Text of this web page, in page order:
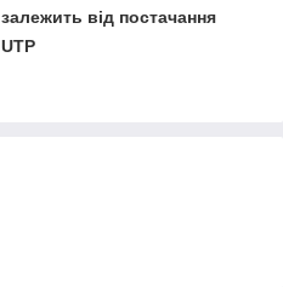
залежить від постачання
UTP